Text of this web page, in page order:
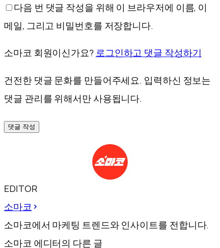
다음 번 댓글 작성을 위해 이 브라우저에 이름, 이
메일, 그리고 비밀번호를 저장합니다.
소마코 회원이신가요? 로그인하고 댓글 작성하기
건전한 댓글 문화를 만들어주세요. 입력하신 정보는
댓글 관리를 위해서만 사용됩니다.
댓글 작성
EDITOR
소마코
소마코에서 마케팅 트렌드와 인사이트를 전합니다.
소마코 에디터의 다른 글